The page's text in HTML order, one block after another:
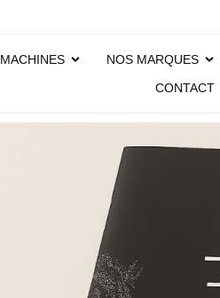
MACHINES NOS MARQUES
CONTACT